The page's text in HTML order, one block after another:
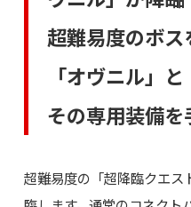
超難易度のボ
「オヴニル」と
その専用装備を
超難易度の「超降臨クエス